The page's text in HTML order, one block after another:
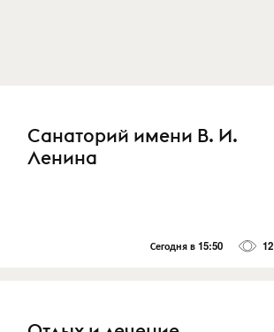
Санаторий имени В. И.
Ленина
Сегодня в 15:50 12